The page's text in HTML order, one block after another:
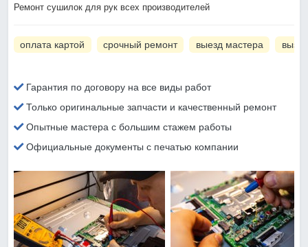
Ремонт сушилок для рук всех производителей
оплата картой срочный ремонт выезд мастера
Гарантия по договору на все виды работ
Только оригинальные запчасти и качественный ремонт
Опытные мастера с большим стажем работы
Официальные документы с печатью компании